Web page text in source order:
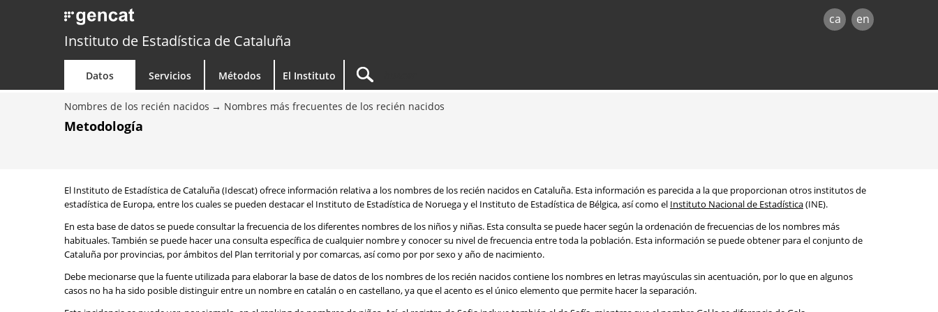
ca en
Instituto de Estadística de Cataluña
Datos Servicios Métodos El Instituto
Nombres de los recién nacidos Nombres más frecuentes de los recién nacidos
Metodología
El Instituto de Estadística de Cataluña (Idescat) ofrece información relativa a los nombres de los recién nacidos en Cataluña. Esta información es parecida a la que proporcionan otros institutos de
estadística de Europa, entre los cuales se pueden destacar el Instituto de Estadística de Noruega y el Instituto de Estadística de Bélgica, así como el Instituto Nacional de Estadística(INE).
En esta base de datos se puede consultar la frecuencia de los diferentes nombres de los niños y niñas. Esta consulta se puede hacer según la ordenación de frecuencias de los nombres más
habituales. También se puede hacer una consulta específica de cualquier nombre y conocer su nivel de frecuencia entre toda la población. Esta información se puede obtener para el conjunto de
Cataluña por provincias, por ámbitos del Plan territorial y por comarcas, así como por por sexo y año de nacimiento.
Debe mecionarse que la fuente utilizada para elaborar la base de datos de los nombres de los recién nacidos contiene los nombres en letras mayúsculas sin acentuación, por lo que en algunos
casos no ha ha sido posible distinguir entre un nombre en catalán o en castellano, ya que el acento es el único elemento que permite hacer la separación.